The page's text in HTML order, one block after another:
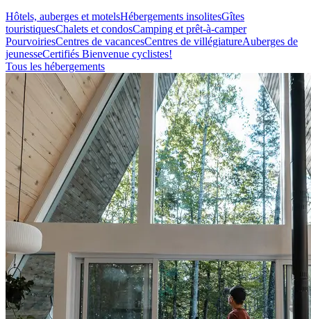
Hôtels, auberges et motelsHébergements insolitesGîtes
touristiquesChalets et condosCamping et prêt-à-camper
PourvoiriesCentres de vacancesCentres de villégiatureAuberges de
jeunesseCertifiés Bienvenue cyclistes!
Tous les hébergements